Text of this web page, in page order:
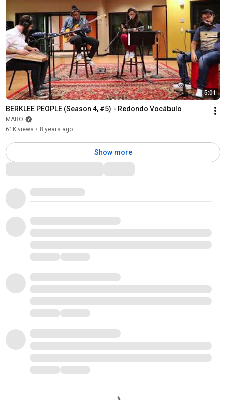
5:01
BERKLEE PEOPLE (Season 4, #5) - Redondo Vocábulo
MARO
61K views • 8 years ago
Show more